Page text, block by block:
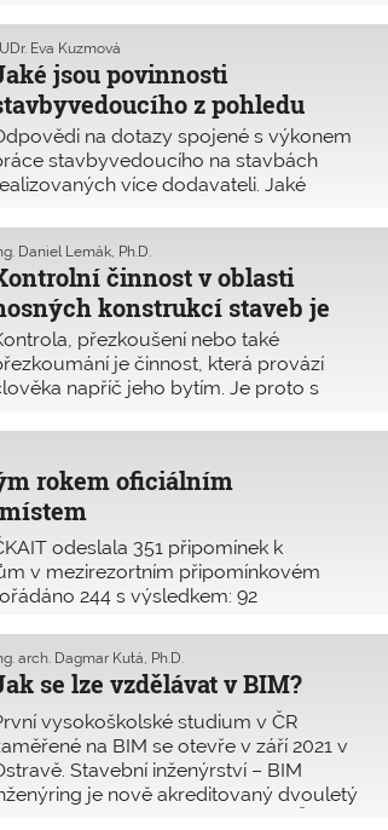
dosáhnout toho, aby znalecké
oborům autorizací ČKAIT.
jsou povinnosti
z pohledu
předpisů?
Eva Kuzmová
na dotazy spojené s výkonem
stavbyvedoucího na stavbách
více dodavateli. Jaké
Kolik může/musí být na stavbě
Kdo má
zajistit? Kdo je
za jeho činnost?
činnost v oblasti
konstrukcí staveb je
Daniel Lemák, Ph.D.
přezkoušení nebo také
je činnost, která provází
napříč jeho bytím. Je proto s
se podrobnými kontrolami
„cíleně“ neprovádíme. Přitom
správně a včas prováděné kontroly ve
fázích snižují ve svém důsledku
na výstavbu, ale následně i na
stavby.
rokem oficiálním
odeslala 351 připomínek k
v mezirezortním připomínkovém
244 s výsledkem: 92
akceptováno jinak, nebo částečně (21
se lze vzdělávat v BIM?
arch. Dagmar Kutá, Ph.D.
vysokoškolské studium v ČR
na BIM se otevře v září 2021 v
Stavební inženýrství – BIM
je nově akreditovaný dvouletý